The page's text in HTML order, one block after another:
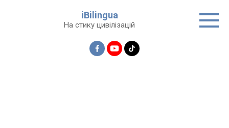
iBilingua
На стику цивілізацій